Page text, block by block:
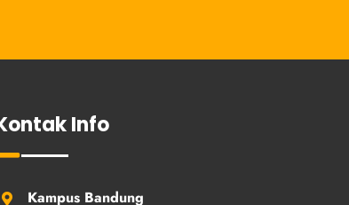
Info
Kampus Bandung